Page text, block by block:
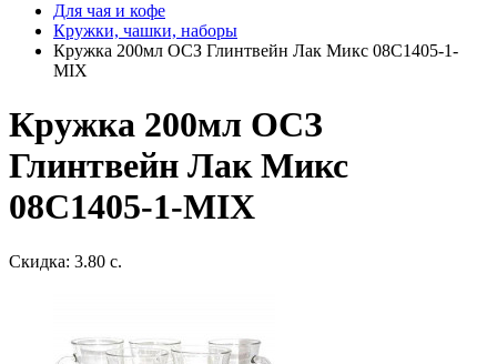
Для чая и кофе
Кружки, чашки, наборы
Кружка 200мл ОСЗ Глинтвейн Лак Микс 08C1405-1-
MIX
Кружка 200мл ОСЗ
Глинтвейн Лак Микс
08C1405-1-MIX
Скидка: 3.80 с.